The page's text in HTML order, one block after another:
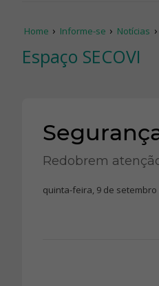
Home Informe-se Notícias
Espaço SECOVI
Redobrem
quinta-feira, 9 de setembro